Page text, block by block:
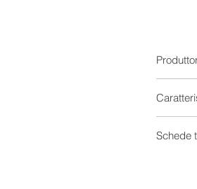
- Il
Schede